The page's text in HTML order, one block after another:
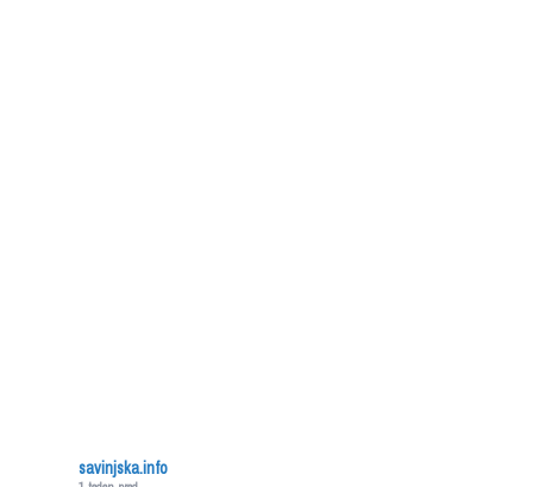
savinjska.info